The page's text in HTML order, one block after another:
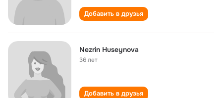
Добавить в друзья
Nezrin Huseynova
36 лет
Добавить в друзья